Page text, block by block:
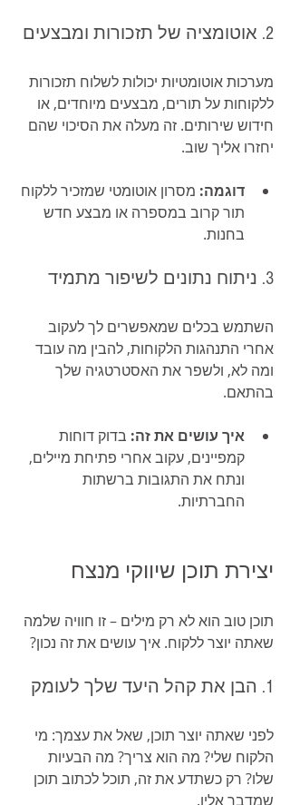
2. אוטומציה של תזכורות ומבצעים
מערכות אוטומטיות יכולות לשלוח תזכורות
ללקוחות על תורים, מבצעים מיוחדים, או
חידוש שירותים. זה מעלה את הסיכוי שהם
יחזרו אליך שוב.
דוגמה: מסרון אוטומטי שמזכיר ללקוח
תור קרוב במספרה או מבצע חדש
בחנות.
3. ניתוח נתונים לשיפור מתמיד
השתמש בכלים שמאפשרים לך לעקוב
אחרי התנהגות הלקוחות, להבין מה עובד
ומה לא, ולשפר את האסטרטגיה שלך
בהתאם.
איך עושים את זה: בדוק דוחות
קמפיינים, עקוב אחרי פתיחת מיילים,
ונתח את התגובות ברשתות
החברתיות.
יצירת תוכן שיווקי מנצח
תוכן טוב הוא לא רק מילים – זו חוויה שלמה
שאתה יוצר ללקוח. איך עושים את זה נכון?
1. הבן את קהל היעד שלך לעומק
לפני שאתה יוצר תוכן, שאל את עצמך: מי
הלקוח שלי? מה הוא צריך? מה הבעיות
שלו? רק כשתדע את זה, תוכל לכתוב תוכן
שמדבר אליו.